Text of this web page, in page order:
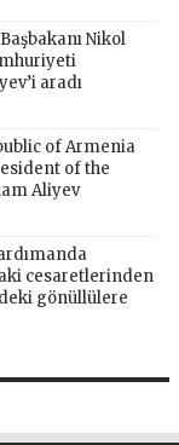
Nikol
aradı
of Armenia
of the
Aliyev
cesaretlerinden
gönüllülere